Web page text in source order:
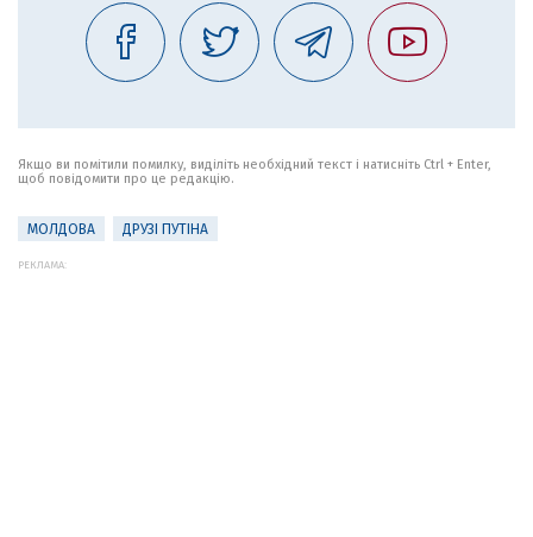
Якщо ви помітили помилку, виділіть необхідний текст і натисніть Ctrl + Enter,
щоб повідомити про це редакцію.
МОЛДОВА ДРУЗІ ПУТІНА
РЕКЛАМА: